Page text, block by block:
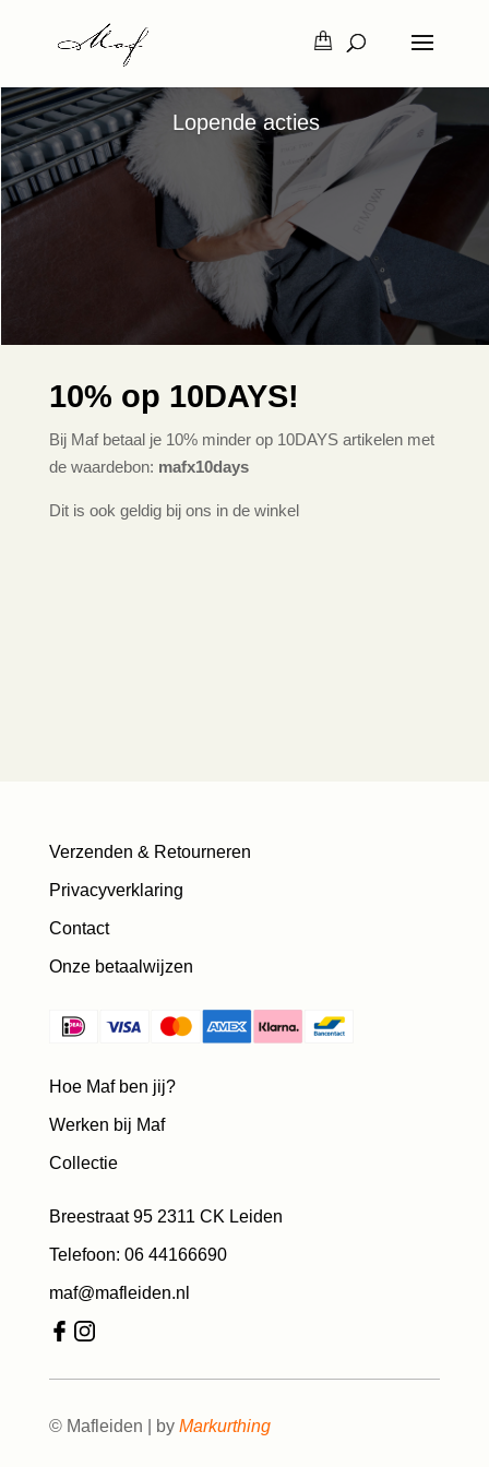
Lopende acties
10% op 10DAYS!
Bij Maf betaal je 10% minder op 10DAYS artikelen met
de waardebon: mafx10days
Dit is ook geldig bij ons in de winkel
Verzenden & Retourneren
Privacyverklaring
Contact
Onze betaalwijzen
Hoe Maf ben jij?
Werken bij Maf
Collectie
Breestraat 95 2311 CK Leiden
Telefoon: 06 44166690
maf@mafleiden.nl
© Mafleiden | by Markurthing